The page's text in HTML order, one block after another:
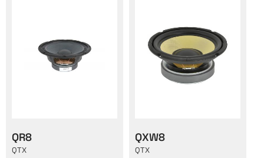
QR8
QTX
QXW8
QTX